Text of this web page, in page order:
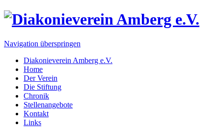
Navigation überspringen
Diakonieverein Amberg e.V.
Home
Der Verein
Die Stiftung
Chronik
Stellenangebote
Kontakt
Links